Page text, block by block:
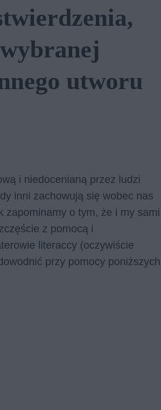
utworu
i niedocenianą przez ludzi
inni zachowują się wobec nas
zapominamy o tym, że i my sami
z pomocą i
literaccy (oczywiście
przy pomocy poniższych